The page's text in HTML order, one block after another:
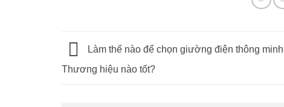
Làm thế nào để chọn giường điện thông
Thương hiệu nào tốt?